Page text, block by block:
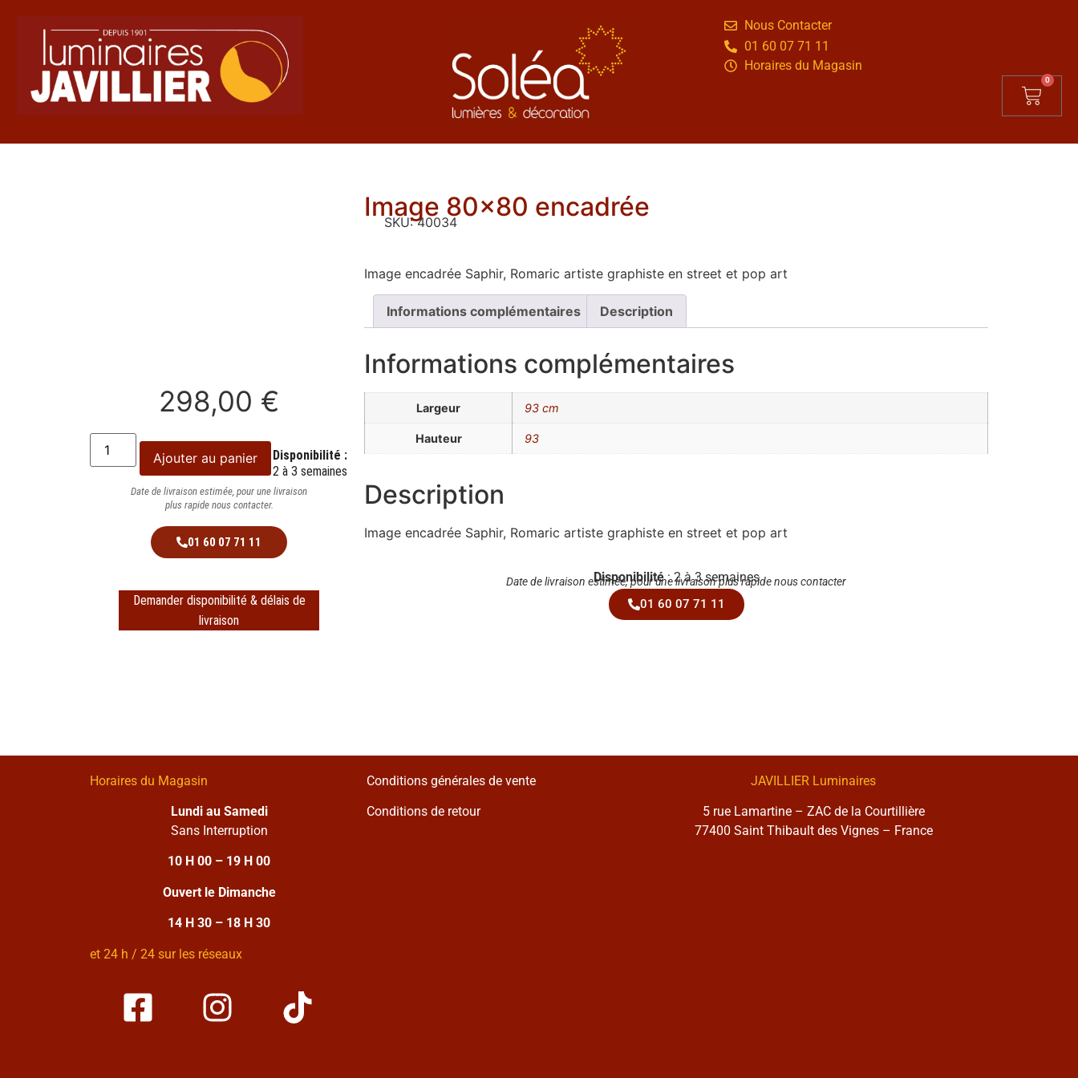
Nous Contacter
01 60 07 71 11
Horaires du Magasin
0
298,00 €
Ajouter au panier
Disponibilité :
2 à 3 semaines
Date de livraison estimée, pour une livraison
plus rapide nous contacter.
01 60 07 71 11
Demander disponibilité & délais de
livraison
Image 80×80 encadrée
SKU: 40034
Image encadrée Saphir, Romaric artiste graphiste en street et pop art
Informations complémentaires Description
Informations complémentaires
Largeur 93 cm
Hauteur 93
Description
Image encadrée Saphir, Romaric artiste graphiste en street et pop art
Disponibilité: 2 à 3 semaines
Date de livraison estimée, pour une livraison plus rapide nous contacter
01 60 07 71 11
Horaires du Magasin
Lundi au Samedi
Sans Interruption
10 H 00 – 19 H 00
Ouvert le Dimanche
14 H 30 – 18 H 30
et 24 h / 24 sur les réseaux
Conditions générales de vente
Conditions de retour
JAVILLIER Luminaires
5 rue Lamartine – ZAC de la Courtillière
77400 Saint Thibault des Vignes – France